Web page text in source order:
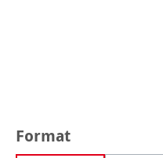
Formatauswählen